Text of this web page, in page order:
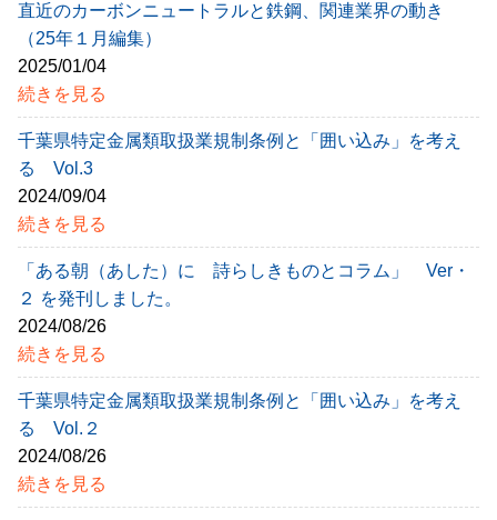
直近のカーボンニュートラルと鉄鋼、関連業界の動き
（25年１月編集）
2025/01/04
続きを見る
千葉県特定金属類取扱業規制条例と「囲い込み」を考え
る Vol.3
2024/09/04
続きを見る
「ある朝（あした）に 詩らしきものとコラム」 Ver・
２ を発刊しました。
2024/08/26
続きを見る
千葉県特定金属類取扱業規制条例と「囲い込み」を考え
る Vol.２
2024/08/26
続きを見る